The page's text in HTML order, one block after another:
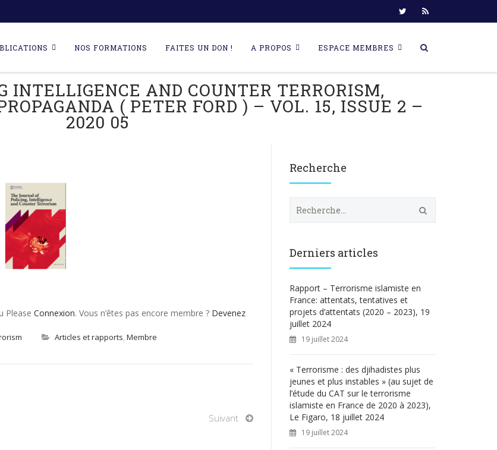
NOS FORMATIONS FAITES UN DON ! A PROPOS ESPACE MEMBRES
INTELLIGENCE AND COUNTER TERRORISM,
( PETER FORD ) – VOL. 15, ISSUE 2 –
2020 05
Please Connexion. Vous n’êtes pas encore membre ? Devenez
Articles et rapports, Membre
Suivant
Recherche
e
h
e
r
:
Derniers articles
Rapport – Terrorisme islamiste en
France: attentats, tentatives et
projets d’attentats (2020 – 2023), 19
juillet 2024
19 juillet 2024
« Terrorisme : des djihadistes plus
jeunes et plus instables » (au sujet de
l’étude du CAT sur le terrorisme
islamiste en France de 2020 à 2023),
Le Figaro, 18 juillet 2024
19 juillet 2024